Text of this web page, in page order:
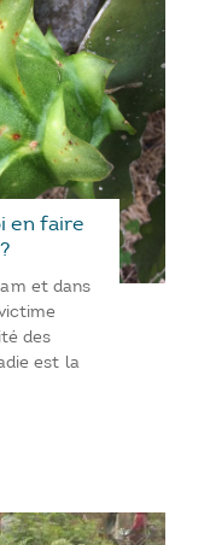
en faire
et dans
des
est la